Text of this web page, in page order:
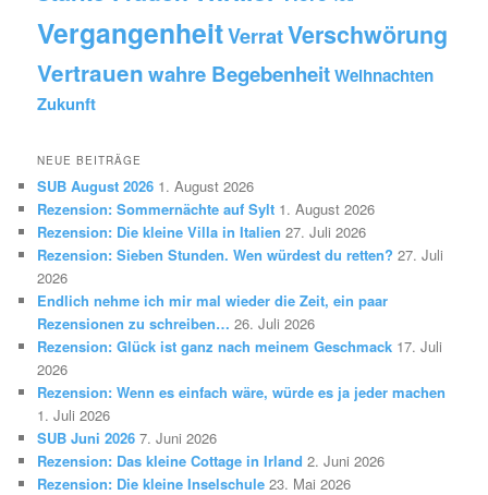
VergangenheitVerratVerschwörung
Vertrauenwahre BegebenheitWeihnachten
Zukunft
NEUE BEITRÄGE
SUB August 2026 1. August 2026
Rezension: Sommernächte auf Sylt 1. August 2026
Rezension: Die kleine Villa in Italien 27. Juli 2026
Rezension: Sieben Stunden. Wen würdest du retten? 27. Juli
2026
Endlich nehme ich mir mal wieder die Zeit, ein paar
Rezensionen zu schreiben… 26. Juli 2026
Rezension: Glück ist ganz nach meinem Geschmack 17. Juli
2026
Rezension: Wenn es einfach wäre, würde es ja jeder machen
1. Juli 2026
SUB Juni 2026 7. Juni 2026
Rezension: Das kleine Cottage in Irland 2. Juni 2026
Rezension: Die kleine Inselschule 23. Mai 2026